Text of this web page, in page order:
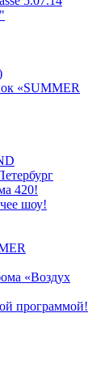
«SUMMER
420!
шоу!
«Воздух
программой!